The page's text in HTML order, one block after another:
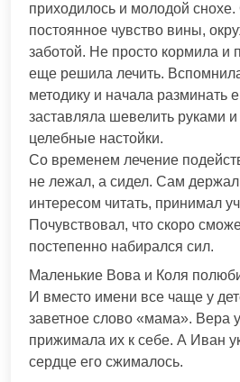
приходилось и молодой снохе.
постоянное чувство вины,
заботой. Не просто кормила и
еще решила лечить.
методику и начала разминать
заставляла шевелить руками
целебные настойки.
Со временем лечение
не лежал, а сидел. Сам держал
интересом читать, принимал
Почувствовал, что скоро
постепенно набирался сил.
Маленькие Вова и Коля
И вместо имени все чаще у
заветное слово «мама». Вера
прижимала их к себе. А Иван
сердце его сжималось.